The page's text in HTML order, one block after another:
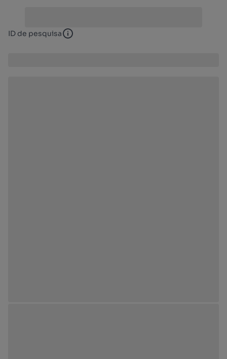
ID de pesquisa ID de pesquisa